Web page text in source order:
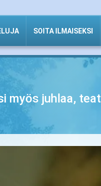
SOITA ILMAISEKSI
myös juhlaa,